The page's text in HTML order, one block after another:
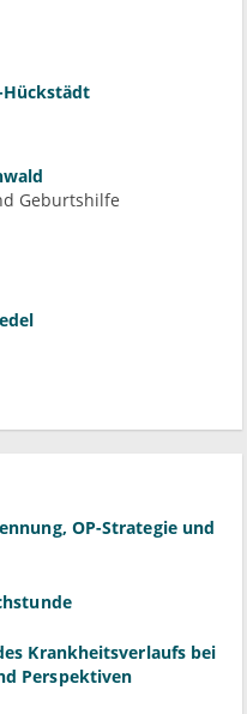
Hückstädt
Geburtshilfe
OP-Strategie und
Krankheitsverlaufs bei
Perspektiven